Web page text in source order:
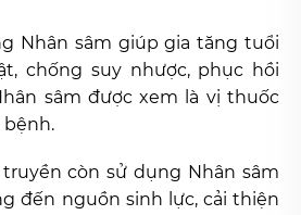
Nhân sâm giúp gia tăng tuổi
chống suy nhược, phục hồi
sâm được xem là vị thuốc
truyền còn sử dụng Nhân sâm
đến nguồn sinh lực, cải thiện